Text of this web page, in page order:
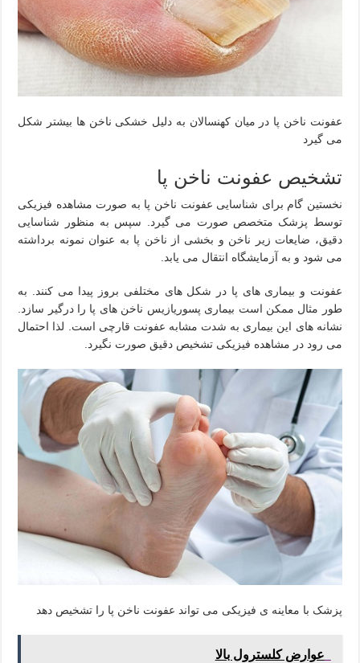
عفونت ناخن پا در میان کهنسالان به دلیل خشکی ناخن ها بیشتر شکل
می گیرد
تشخیص عفونت ناخن پا
نخستین گام برای شناسایی عفونت ناخن پا به صورت مشاهده فیزیکی
توسط پزشک متخصص صورت می گیرد. سپس به منظور شناسایی
دقیق، ضایعات زیر ناخن و بخشی از ناخن پا به عنوان نمونه برداشته
می شود و به آزمایشگاه انتقال می یابد.
عفونت و بیماری های پا در شکل های مختلفی بروز پیدا می کنند. به
طور مثال ممکن است بیماری پسوریازیس ناخن های پا را درگیر سازد.
نشانه های این بیماری به شدت مشابه عفونت قارچی است. لذا احتمال
می رود در مشاهده فیزیکی تشخیص دقیق صورت نگیرد.
پزشک با معاینه ی فیزیکی می تواند عفونت ناخن پا را تشخیص دهد
عوارض کلسترول بالا